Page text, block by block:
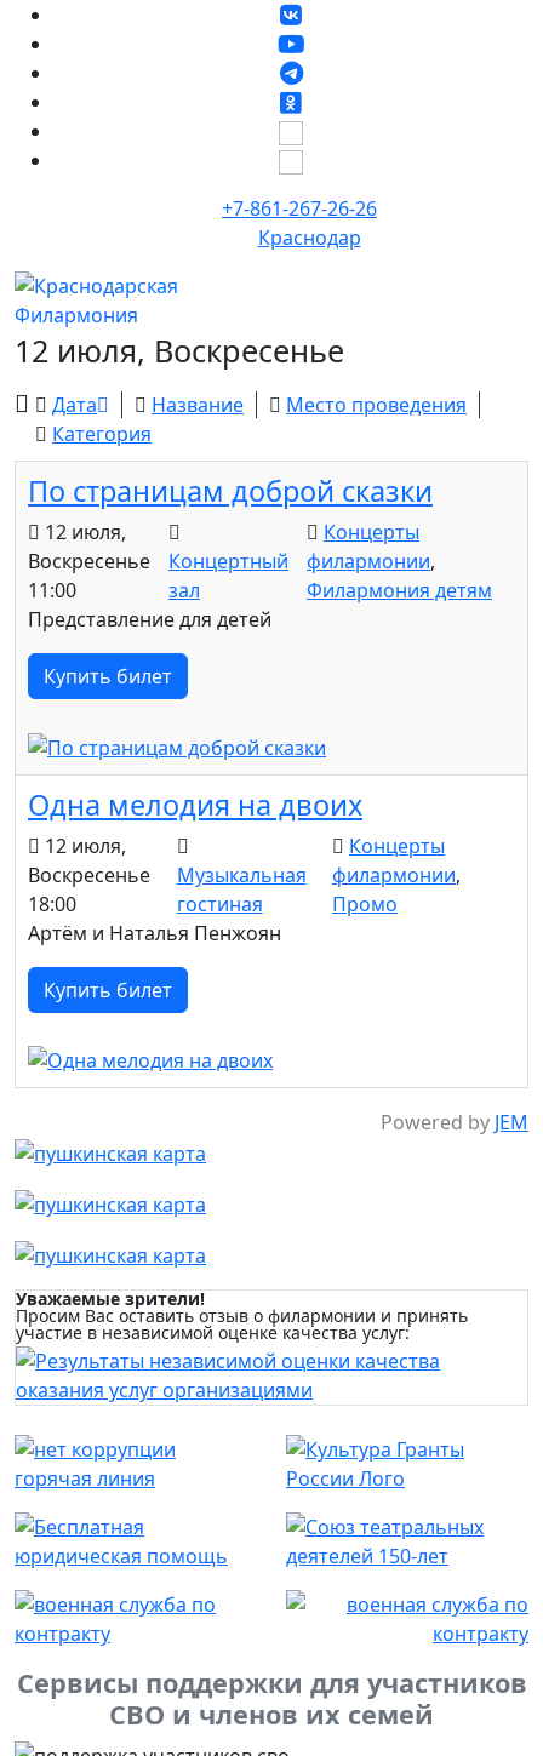
+7-861-267-26-26
Краснодар
12 июля, Воскресенье
Дата Название
Место проведения
Категория
По страницам доброй сказки
12 июля,
Воскресенье
11:00
Концертный
зал
Концерты
филармонии,
Филармония детям
Представление для детей
Купить билет
Одна мелодия на двоих
12 июля,
Воскресенье
18:00
Музыкальная
гостиная
Концерты
филармонии,
Промо
Артём и Наталья Пенжоян
Купить билет
Powered by JEM
Уважаемые зрители!
Просим Вас оставить отзыв о филармонии и принять
участие в независимой оценке качества услуг:
Сервисы поддержки для участников
СВО и членов их семей